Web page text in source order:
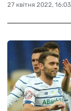
27 квітня 2022, 16:03